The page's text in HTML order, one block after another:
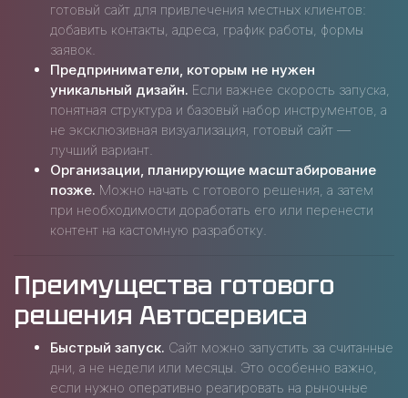
готовый сайт для привлечения местных клиентов:
добавить контакты, адреса, график работы, формы
заявок.
Предприниматели, которым не нужен
уникальный дизайн. Если важнее скорость запуска,
понятная структура и базовый набор инструментов, а
не эксклюзивная визуализация, готовый сайт —
лучший вариант.
Организации, планирующие масштабирование
позже. Можно начать с готового решения, а затем
при необходимости доработать его или перенести
контент на кастомную разработку.
Преимущества готового
решения Автосервиса
Быстрый запуск. Сайт можно запустить за считанные
дни, а не недели или месяцы. Это особенно важно,
если нужно оперативно реагировать на рыночные